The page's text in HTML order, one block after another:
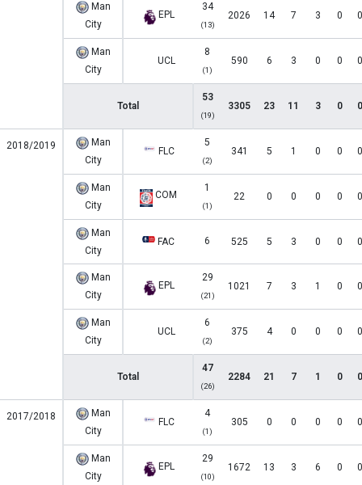
Man
City
EPL
34
(13)
2026 14 7 3 0 0
Man
City
UCL
8
(1)
590 6 3 0 0 0
Total
53
(19)
3305 23 11 3 0 0
2018/2019
Man
City
FLC
5
(2)
341 5 1 0 0 0
Man
City
COM
1
(1)
22 0 0 0 0 0
Man
City
FAC 6 525 5 3 0 0 0
Man
City
EPL
29
(21)
1021 7 3 1 0 0
Man
City
UCL
6
(2)
375 4 0 0 0 0
Total
47
(26)
2284 21 7 1 0 0
2017/2018
Man
City
FLC
4
(1)
305 0 0 0 0 0
Man
City
EPL
29
(10)
1672 13 3 6 0 0